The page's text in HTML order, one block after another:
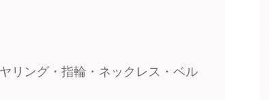
リング・指輪・ネックレス・ベル